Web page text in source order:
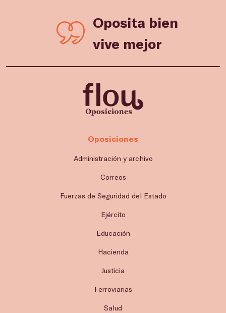
Oposita bien
vive mejor
Oposiciones
Administración y archivo
Correos
Fuerzas de Seguridad del Estado
Ejército
Educación
Hacienda
Justicia
Ferroviarias
Salud